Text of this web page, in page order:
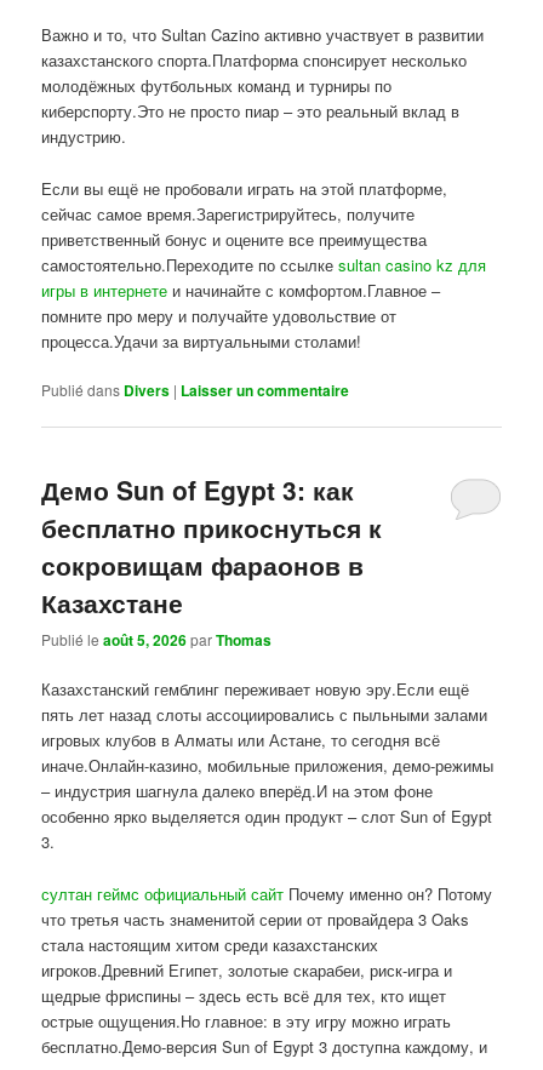
Важно и то, что Sultan Cazino активно участвует в развитии
казахстанского спорта.Платформа спонсирует несколько
молодёжных футбольных команд и турниры по
киберспорту.Это не просто пиар – это реальный вклад в
индустрию.
Если вы ещё не пробовали играть на этой платформе,
сейчас самое время.Зарегистрируйтесь, получите
приветственный бонус и оцените все преимущества
самостоятельно.Переходите по ссылкеsultan casino kz для
игры в интернете и начинайте с комфортом.Главное –
помните про меру и получайте удовольствие от
процесса.Удачи за виртуальными столами!
Publié dans Divers | Laisser un commentaire
Демо Sun of Egypt 3: как
бесплатно прикоснуться к
сокровищам фараонов в
Казахстане
Publié leaoût 5, 2026parThomas
Казахстанский гемблинг переживает новую эру.Если ещё
пять лет назад слоты ассоциировались с пыльными залами
игровых клубов в Алматы или Астане, то сегодня всё
иначе.Онлайн-казино, мобильные приложения, демо-режимы
– индустрия шагнула далеко вперёд.И на этом фоне
особенно ярко выделяется один продукт – слот Sun of Egypt
3.
султан геймс официальный сайт Почему именно он? Потому
что третья часть знаменитой серии от провайдера 3 Oaks
стала настоящим хитом среди казахстанских
игроков.Древний Египет, золотые скарабеи, риск-игра и
щедрые фриспины – здесь есть всё для тех, кто ищет
острые ощущения.Но главное: в эту игру можно играть
бесплатно.Демо-версия Sun of Egypt 3 доступна каждому, и